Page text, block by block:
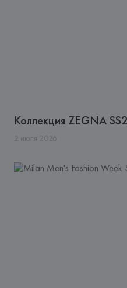
Коллекция ZEGNA
2 июля 2026